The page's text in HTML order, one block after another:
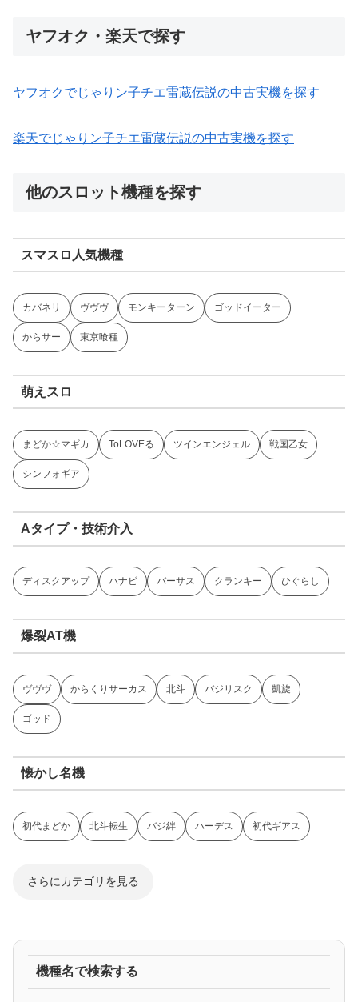
ヤフオク・楽天で探す
ヤフオクでじゃりン子チエ雷蔵伝説の中古実機を探す
楽天でじゃりン子チエ雷蔵伝説の中古実機を探す
他のスロット機種を探す
スマスロ人気機種
カバネリ ヴヴヴ モンキーターン ゴッドイーター
からサー 東京喰種
萌えスロ
まどか☆マギカ ToLOVEる ツインエンジェル 戦国乙女
シンフォギア
Aタイプ・技術介入
ディスクアップ ハナビ バーサス クランキー ひぐらし
爆裂AT機
ヴヴヴ からくりサーカス 北斗 バジリスク 凱旋
ゴッド
懐かし名機
初代まどか 北斗転生 バジ絆 ハーデス 初代ギアス
さらにカテゴリを見る
機種名で検索する